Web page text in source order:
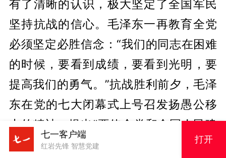
有了清晰的认识，极大坚定了全国军民
坚持抗战的信心。毛泽东一再教育全党
必须坚定必胜信念：“我们的同志在困难
的时候，要看到成绩，要看到光明，要
提高我们的勇气。”抗战胜利前夕，毛泽
东在党的七大闭幕式上号召发扬愚公移
山的精神，提出“要使全党和全国人民建
立起一个信心，即革命一定要胜利”，“要
七一客户端
红岩先锋 智慧党建
打开